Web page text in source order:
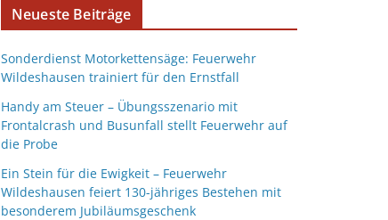
Neueste Beiträge
Sonderdienst Motorkettensäge: Feuerwehr
Wildeshausen trainiert für den Ernstfall
Handy am Steuer – Übungsszenario mit
Frontalcrash und Busunfall stellt Feuerwehr auf
die Probe
Ein Stein für die Ewigkeit – Feuerwehr
Wildeshausen feiert 130-jähriges Bestehen mit
besonderem Jubiläumsgeschenk